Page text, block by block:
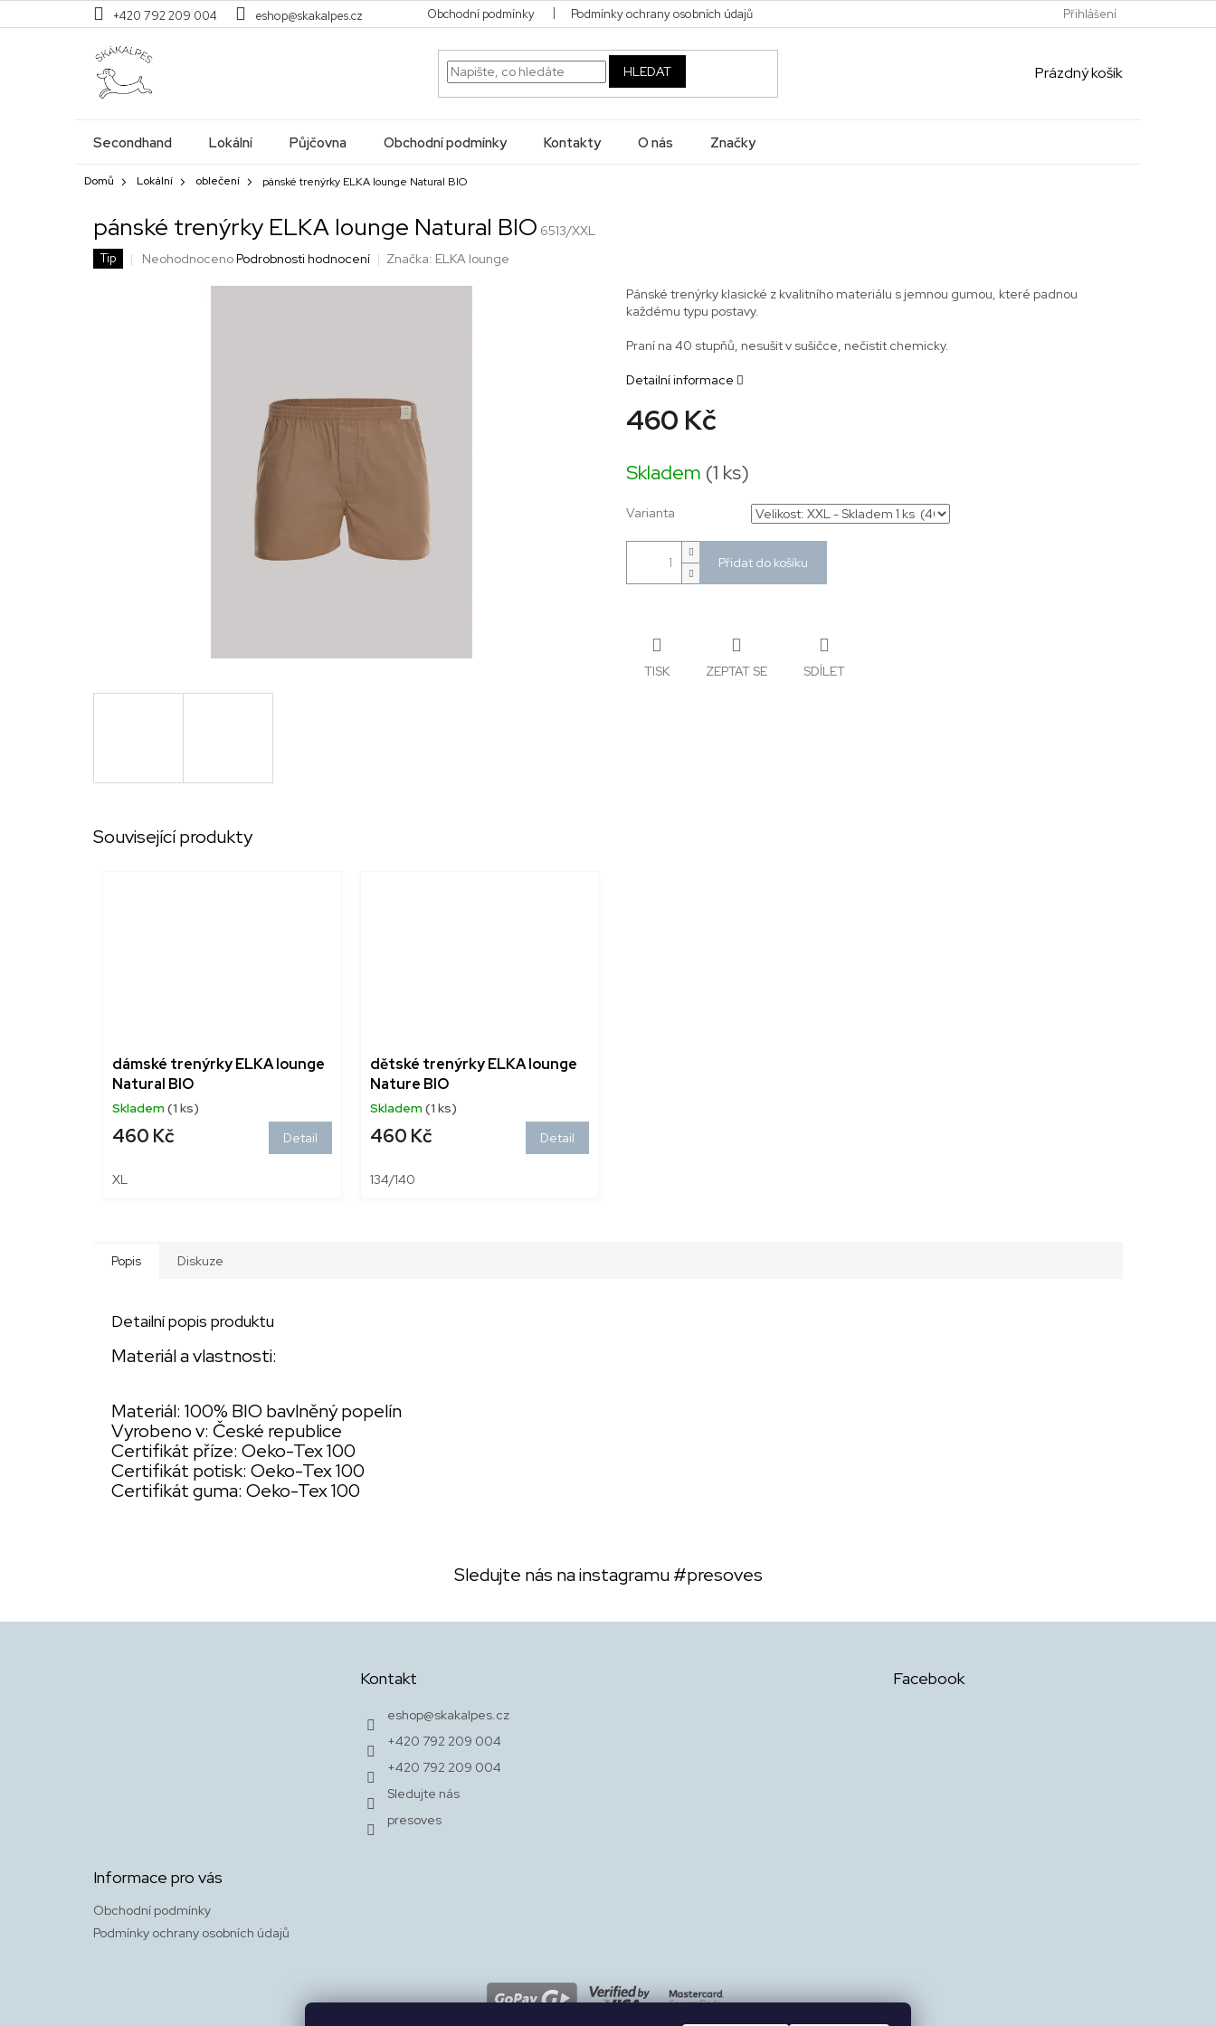
na
+420 792 209 004 eshop@skakalpes.cz Obchodní podmínky Podmínky ochrany osobních údajů Přihlášení
HLEDAT
NÁKUPNÍ
Prázdný košík
Secondhand Lokální Půjčovna Obchodní podmínky Kontakty O nás Značky
Domů Lokální oblečení pánské trenýrky ELKA lounge Natural BIO
pánské trenýrky ELKA lounge Natural BIO 6513/XXL
Tip
Průměrné
NeohodnocenoPodrobnosti hodnocení Značka: ELKA lounge
460 Kč
cena:
Skladem (1 ks)
Varianta
Přidat do košíku
Pánské trenýrky klasické z kvalitního materiálu s jemnou gumou, které padnou
každému typu postavy.
Praní na 40 stupňů, nesušit v sušičce, nečistit chemicky.
Detailní informace
TISK ZEPTAT SE SDÍLET
Související produkty
dámské trenýrky ELKA lounge
Natural BIO
Skladem(1 ks)
460 Kč Detail
XL
dětské trenýrky ELKA lounge
Nature BIO
Skladem(1 ks)
460 Kč Detail
134/140
Popis Diskuze
Detailní popis produktu
Materiál a vlastnosti:
Materiál: 100% BIO bavlněný popelín
Vyrobeno v: České republice
Certifikát příze: Oeko-Tex 100
Certifikát potisk: Oeko-Tex 100
Certifikát guma: Oeko-Tex 100
Sledujte nás na instagramu#presoves
Kontakt
eshop@skakalpes.cz
+420 792 209 004
+420 792 209 004
Sledujte nás
presoves
Facebook
Informace pro vás
Obchodní podmínky
Podmínky ochrany osobních údajů